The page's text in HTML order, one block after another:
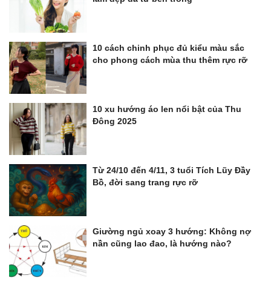
10 cách chinh phục đủ kiểu màu sắc
cho phong cách mùa thu thêm rực rỡ
10 xu hướng áo len nổi bật của Thu
Đông 2025
Từ 24/10 đến 4/11, 3 tuổi Tích Lũy Đầy
Bồ, đời sang trang rực rỡ
Giường ngủ xoay 3 hướng: Không nợ
nần cũng lao đao, là hướng nào?